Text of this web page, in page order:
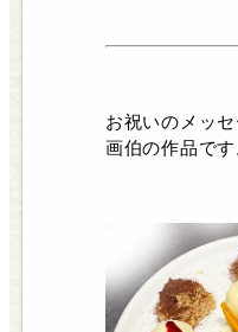
お祝いのメッ
画伯の作品です